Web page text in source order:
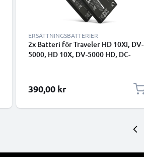
ERSÄTTNINGSBATTERIER
2x Batteri för Traveler HD 10XI, DV-
5000, HD 10X, DV-5000 HD, DC-
390,00 kr